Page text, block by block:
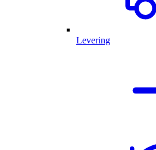
Levering